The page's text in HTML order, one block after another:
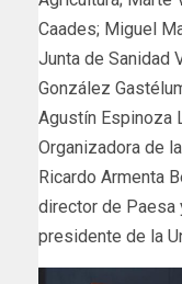
Caades; Miguel
Junta de Sanidad
González
Agustín Espinoza
Organizadora de
Ricardo Armenta
director de Paesa
presidente de la